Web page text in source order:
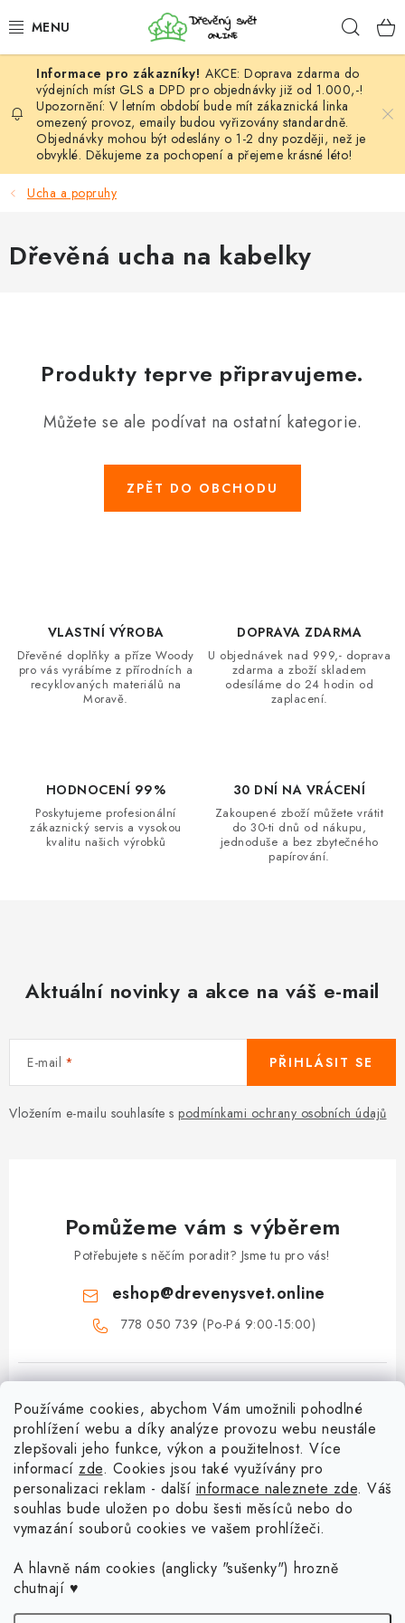
Používáme cookies, abychom Vám umožnili pohodlné
prohlížení webu a díky analýze provozu webu neustále
zlepšovali jeho funkce, výkon a použitelnost. Více
informací zde. Cookies jsou také využívány pro
personalizaci reklam - další informace naleznete zde. Váš
souhlas bude uložen po dobu šesti měsíců nebo do
vymazání souborů cookies ve vašem prohlížeči.
A hlavně nám cookies (anglicky "sušenky") hrozně
chutnají ♥
na
HÁČKOVÁNÍ
VYPLÉTÁNÍ
PŘÍZE
DOPLŇKY
AKCE: Doprava zdarma do
výdejních míst GLS a DPD pro objednávky již od 1.000,-!
Upozornění: V letním období bude mít zákaznická linka
omezený provoz, emaily budou vyřizovány standardně.
Objednávky mohou být odeslány o 1-2 dny později, než je
obvyklé. Děkujeme za pochopení a přejeme krásné léto!
Ucha a popruhy
Dřevěná ucha na kabelky
Produkty teprve připravujeme.
Můžete se ale podívat na ostatní kategorie.
ZPĚT DO OBCHODU
VLASTNÍ VÝROBA
Dřevěné doplňky a příze Woody
pro vás vyrábíme z přírodních a
recyklovaných materiálů na
Moravě.
DOPRAVA ZDARMA
U objednávek nad 999,- doprava
zdarma a zboží skladem
odesíláme do 24 hodin od
zaplacení.
HODNOCENÍ 99%
Poskytujeme profesionální
zákaznický servis a vysokou
kvalitu našich výrobků
30 DNÍ NA VRÁCENÍ
Zakoupené zboží můžete vrátit
do 30-ti dnů od nákupu,
jednoduše a bez zbytečného
papírování.
Aktuální novinky a akce na váš e-mail
E-mail
Vložením e-mailu souhlasíte s podmínkami ochrany osobních údajů
PŘIHLÁSIT SE
Pomůžeme vám s výběrem
Potřebujete s něčím poradit? Jsme tu pro vás!
eshop@drevenysvet.online
778 050 739 (Po-Pá 9:00-15:00)
Menu
Doprava a platba
Vrácení zboží a reklamace
Blog o háčkování a pletení
Proč se může odstín příze Woody časem změnit?